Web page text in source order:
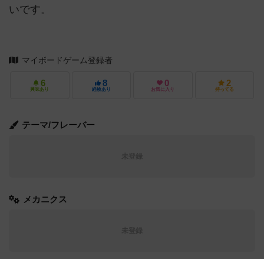
いです。
マイボードゲーム登録者
6
興味あり
8
経験あり
0
お気に入り
2
持ってる
テーマ/フレーバー
メカニクス